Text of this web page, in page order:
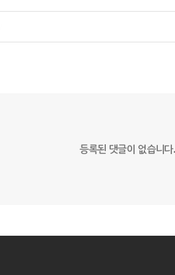
등록된 댓글이 없습니다.